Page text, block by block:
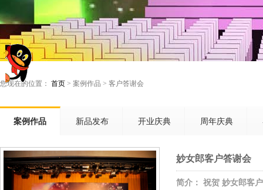
您现在的位置： 首页 > 案例作品 > 客户答谢会
案例作品 新品发布 开业庆典 周年庆典
妙女郎客户答谢会
简介： 祝贺 妙女郎客